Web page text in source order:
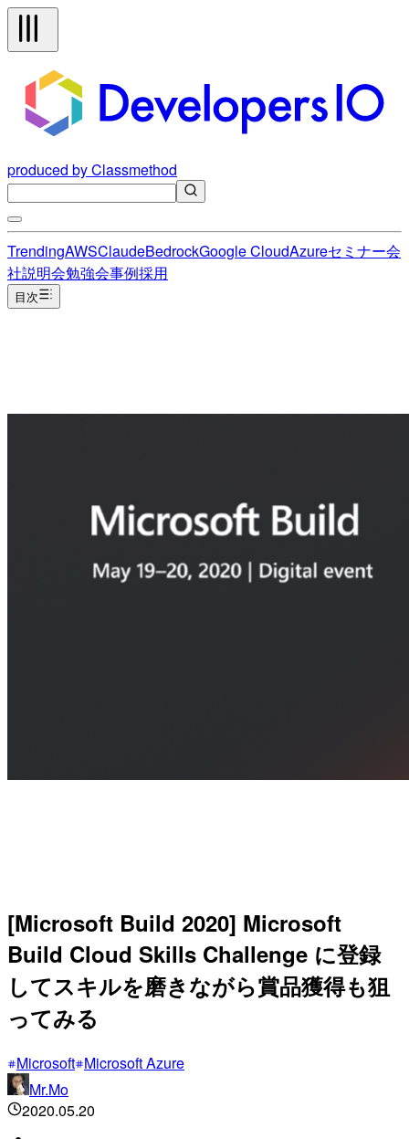
produced by Classmethod
TrendingAWSClaudeBedrockGoogle CloudAzureセミナー会
社説明会勉強会事例採用
目次
[Microsoft Build 2020] Microsoft
Build Cloud Skills Challenge に登録
してスキルを磨きながら賞品獲得も狙
ってみる
Microsoft Microsoft Azure
Mr.Mo
2020.05.20